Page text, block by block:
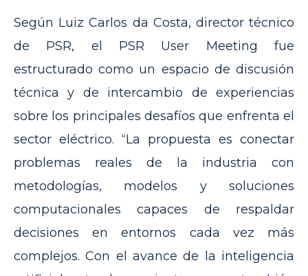
Según Luiz Carlos da Costa, director técnico
de PSR, el PSR User Meeting fue
estructurado como un espacio de discusión
técnica y de intercambio de experiencias
sobre los principales desafíos que enfrenta el
sector eléctrico. “La propuesta es conectar
problemas reales de la industria con
metodologías, modelos y soluciones
computacionales capaces de respaldar
decisiones en entornos cada vez más
complejos. Con el avance de la inteligencia